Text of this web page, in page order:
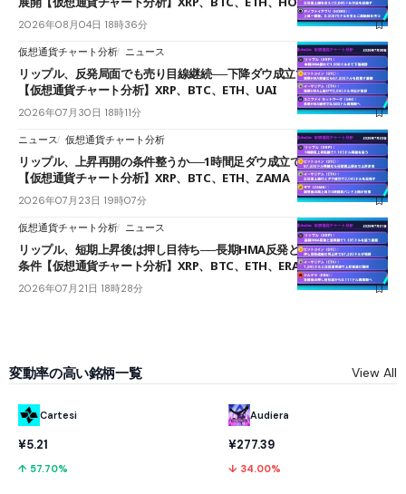
2026年08月04日 18時36分
仮想通貨チャート分析 ニュース
リップル、反発局面でも売り目線継続──下降ダウ成立で下値追う展開
【仮想通貨チャート分析】XRP、BTC、ETH、UAI
2026年07月30日 18時11分
ニュース 仮想通貨チャート分析
リップル、上昇再開の条件整うか──1時間足ダウ成立で1.185ドルを狙う
【仮想通貨チャート分析】XRP、BTC、ETH、ZAMA
2026年07月23日 19時07分
仮想通貨チャート分析 ニュース
リップル、短期上昇後は押し目待ち──長期HMA反発と雲上抜けが買い
条件【仮想通貨チャート分析】XRP、BTC、ETH、ERA
2026年07月21日 18時28分
変動率の高い銘柄一覧 View All
Cartesi
¥5.21
↑ 57.70%
Audiera
¥277.39
↓ 34.00%